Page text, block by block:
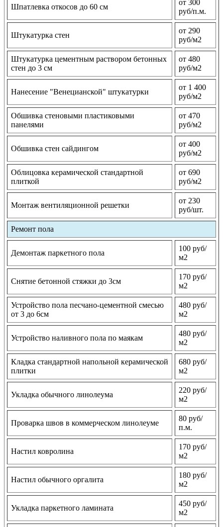
Шпатлевка откосов до 60 см
от 300
руб/п.м.
Штукатурка стен
от 290
руб/м2
Штукатурка цементным раствором бетонных
стен до 3 см
от 480
руб/м2
Нанесение "Венецианской" штукатурки
от 1 400
руб/м2
Обшивка стеновыми пластиковыми
панелями
от 470
руб/м2
Обшивка стен сайдингом
от 400
руб/м2
Облицовка керамической стандартной
плиткой
от 690
руб/м2
Монтаж вентиляционной решетки
от 230
руб/шт.
Ремонт пола
Демонтаж паркетного пола
100 руб/
м2
Снятие бетонной стяжки до 3см
170 руб/
м2
Устройство пола песчано-цементной смесью
от 3 до 6см
480 руб/
м2
Устройство наливного пола по маякам
480 руб/
м2
Кладка стандартной напольной керамической
плитки
680 руб/
м2
Укладка обычного линолеума
220 руб/
м2
Проварка швов в коммерческом линолеуме
80 руб/
п.м.
Настил ковролина
170 руб/
м2
Настил обычного оргалита
180 руб/
м2
Укладка паркетного ламината
450 руб/
м2